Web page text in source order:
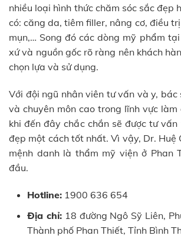
nhiều loại hình thức chăm sóc sắc đẹp
có: căng da, tiêm filler, nâng cơ, điều
mụn,… Song đó các dòng mỹ phẩm
xứ và nguồn gốc rõ ràng nên khách
chọn lựa và sử dụng.
Với đội ngũ nhân viên tư vấn và y, bác
và chuyên môn cao trong lĩnh vực làm
khi đến đây chắc chắn sẽ được tư
đẹp một cách tốt nhất. Vì vậy, Dr. Huệ
mệnh danh là thẩm mỹ viện ở Phan
đầu.
Hotline:1900 636 654
Địa chỉ:18 đường Ngô Sỹ Liên,
Thành phố Phan Thiết, Tỉnh Bình